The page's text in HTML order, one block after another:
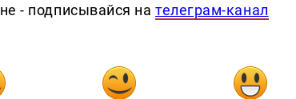
- подписывайся нателеграм-канал